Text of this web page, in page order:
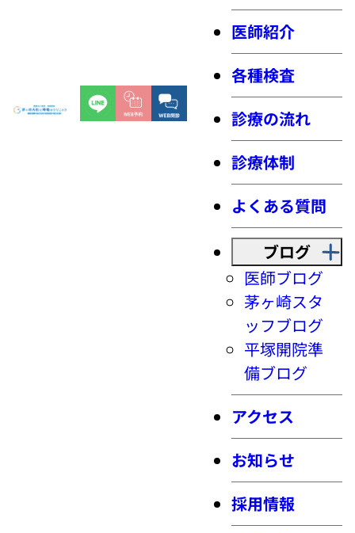
医師紹介
各種検査
診療の流れ
診療体制
よくある質問
ブログ
医師ブログ
茅ヶ崎スタ
ッフブログ
平塚開院準
備ブログ
アクセス
お知らせ
採用情報